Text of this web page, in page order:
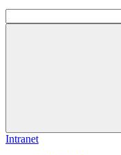
Intranet